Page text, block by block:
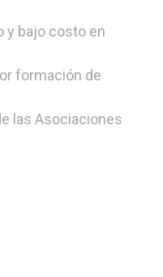
y bajo costo en
formación de
las Asociaciones